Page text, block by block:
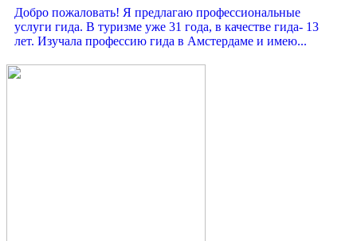
Добро пожаловать! Я предлагаю профессиональные
услуги гида. В туризме уже 31 года, в качестве гида- 13
лет. Изучала профессию гида в Амстердаме и имею...